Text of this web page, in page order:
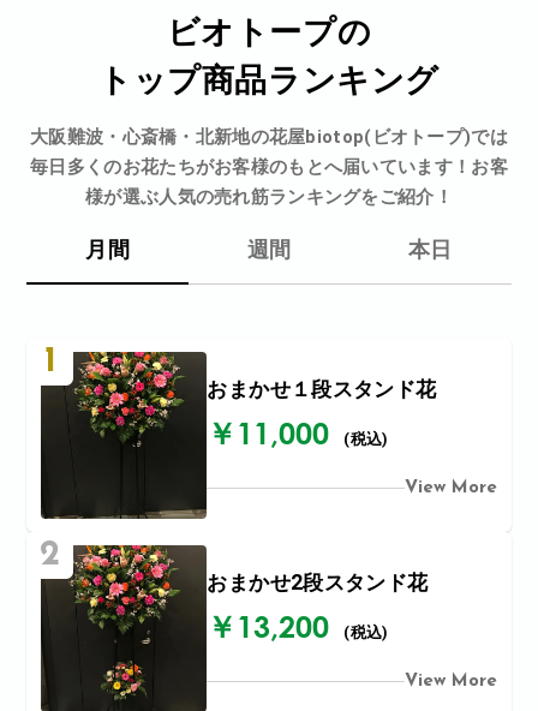
ビオトープの
トップ商品ランキング
大阪難波・心斎橋・北新地の花屋biotop(ビオトープ)では
毎日多くのお花たちがお客様のもとへ届いています！お客
様が選ぶ人気の売れ筋ランキングをご紹介！
月間 週間 本日
1
おまかせ１段スタンド花
￥11,000 (税込)
View More
2
おまかせ2段スタンド花
￥13,200 (税込)
View More